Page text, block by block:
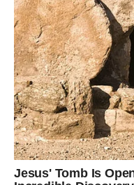
Za Bikove i Jarčeve se
* mnogo rade kako bi
* prolaze kroz brojne
* ne vole odustajanje
* cijene stabilnost i
* najveće uspjehe
Prema vjerovanju, kada